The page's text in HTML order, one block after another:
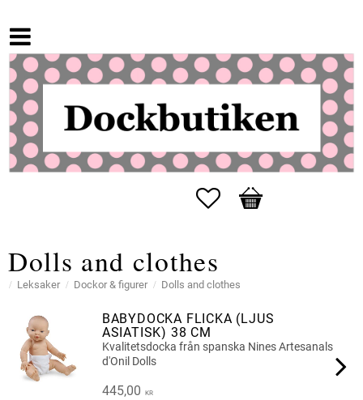
Favorites
Basket
Dolls and clothes
Leksaker Dockor & figurer Dolls and clothes
BABYDOCKA FLICKA (LJUS
ASIATISK) 38 CM
Kvalitetsdocka från spanska Nines Artesanals
d'Onil Dolls
445,00 KR